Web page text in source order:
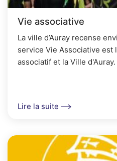
Vie associative
La ville d’Auray recense
service Vie Associative
associatif et la Ville
Lire la suite